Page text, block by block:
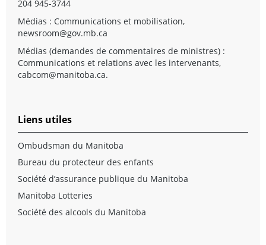
204 945-3744
Médias : Communications et mobilisation,
newsroom@gov.mb.ca
Médias (demandes de commentaires de ministres) :
Communications et relations avec les intervenants,
cabcom@manitoba.ca.
Liens utiles
Ombudsman du Manitoba
Bureau du protecteur des enfants
Société d’assurance publique du Manitoba
Manitoba Lotteries
Société des alcools du Manitoba